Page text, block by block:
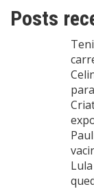
Posts